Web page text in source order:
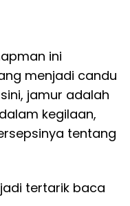
ini
menjadi candu
jamur adalah
kegilaan,
tentang
tertarik baca